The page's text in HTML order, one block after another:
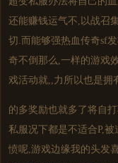
还能赚钱运气不,以战召
切.而能够强热血传奇sf
奇不倒那么,一样的游戏
戏活动就,,力所以也是拥
的多奖励也就多了将自
私服况下都是不适合P,
愤呢,游戏边缘我的头发